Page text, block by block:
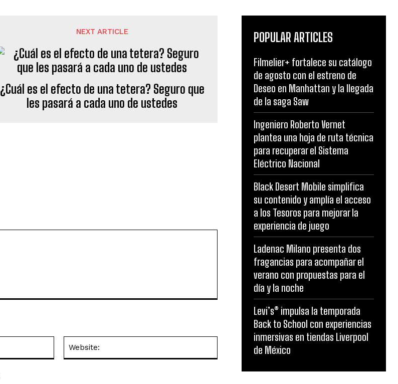
NEXT ARTICLE
¿Cuál es el efecto de una tetera? Seguro que
les pasará a cada uno de ustedes
POPULAR ARTICLES
Filmelier+ fortalece su catálogo
de agosto con el estreno de
Deseo en Manhattan y la llegada
de la saga Saw
Ingeniero Roberto Vernet
plantea una hoja de ruta técnica
para recuperar el Sistema
Eléctrico Nacional
Black Desert Mobile simplifica
su contenido y amplía el acceso
a los Tesoros para mejorar la
experiencia de juego
Ladenac Milano presenta dos
fragancias para acompañar el
verano con propuestas para el
día y la noche
Levi’s® impulsa la temporada
Back to School con experiencias
inmersivas en tiendas Liverpool
de México